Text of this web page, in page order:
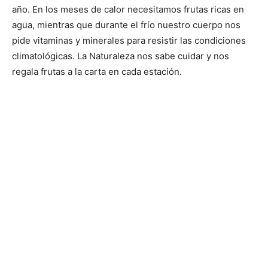
año. En los meses de calor necesitamos frutas ricas en
agua, mientras que durante el frío nuestro cuerpo nos
pide vitaminas y minerales para resistir las condiciones
climatológicas. La Naturaleza nos sabe cuidar y nos
regala frutas a la carta en cada estación.